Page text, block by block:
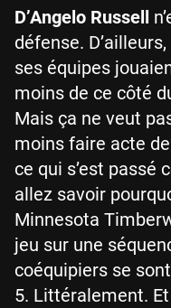
D’Angelo Russell
défense.
ses équipes
moins de ce côté
Mais ça ne veut
moins faire acte
ce qui s’est passé
allez savoir
Minnesota
jeu sur une
coéquipiers se
5. Littéralement.